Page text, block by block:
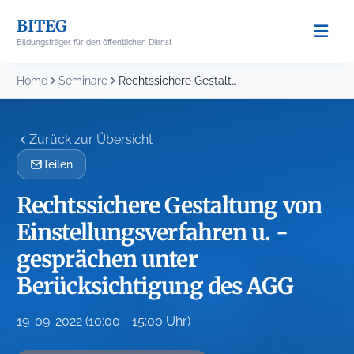
content
BITEG
Bildungsträger für den öffentlichen Dienst
Home Seminare Rechtssichere Gestaltung von Einstellungsverfahren u. -gesprächen unter Berücksichtigung...
Zurück zur Übersicht
Teilen
Rechtssichere Gestaltung von
Einstellungsverfahren u. -
gesprächen unter
Berücksichtigung des AGG
19-09-2022 (10:00 - 15:00 Uhr)